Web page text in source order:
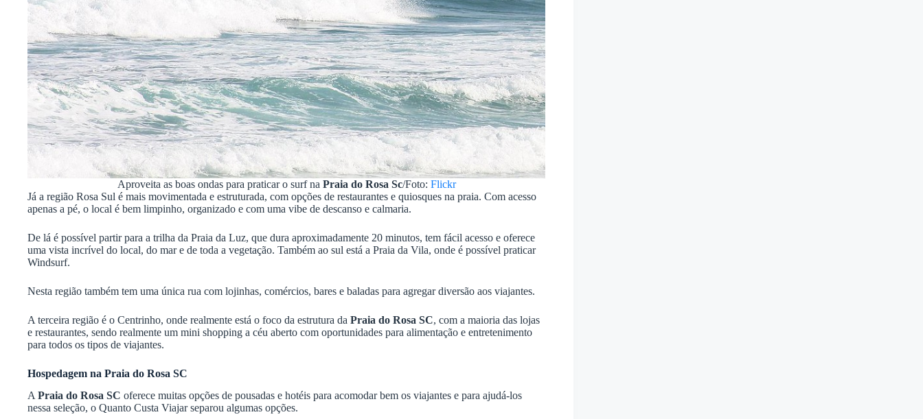
Aproveita as boas ondas para praticar o surf na Praia do Rosa Sc/Foto: Flickr
Já a região Rosa Sul é mais movimentada e estruturada, com opções de restaurantes e quiosques na praia. Com acesso
apenas a pé, o local é bem limpinho, organizado e com uma vibe de descanso e calmaria.
De lá é possível partir para a trilha da Praia da Luz, que dura aproximadamente 20 minutos, tem fácil acesso e oferece
uma vista incrível do local, do mar e de toda a vegetação. Também ao sul está a Praia da Vila, onde é possível praticar
Windsurf.
Nesta região também tem uma única rua com lojinhas, comércios, bares e baladas para agregar diversão aos viajantes.
A terceira região é o Centrinho, onde realmente está o foco da estrutura da Praia do Rosa SC, com a maioria das lojas
e restaurantes, sendo realmente um mini shopping a céu aberto com oportunidades para alimentação e entretenimento
para todos os tipos de viajantes.
Hospedagem na Praia do Rosa SC
A Praia do Rosa SC oferece muitas opções de pousadas e hotéis para acomodar bem os viajantes e para ajudá-los
nessa seleção, o Quanto Custa Viajar separou algumas opções.